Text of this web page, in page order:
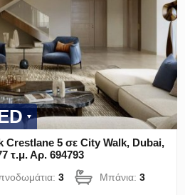
Crestlane 5 σε City Walk, Dubai,
τ.μ. Αρ. 694793
3 Μπάνια:3